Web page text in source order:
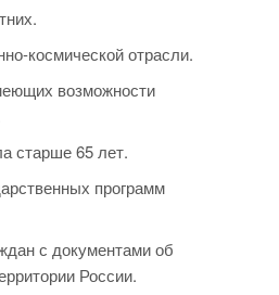
космической отрасли.
возможности
старше 65 лет.
программ
с документами об
России.